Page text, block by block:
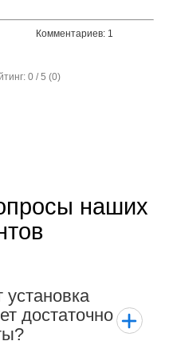
Комментариев: 1
0/ 5 (0)
наших
достаточно